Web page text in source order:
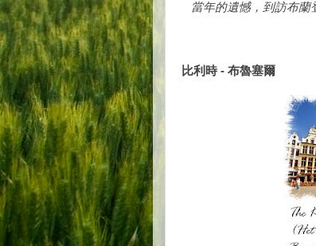
當年的遺憾，到訪布
比利時 - 布魯塞爾